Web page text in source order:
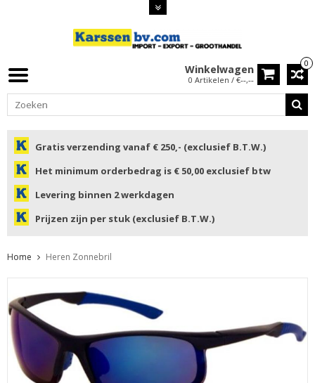
0
Winkelwagen
0 Artikelen / €--,--
Gratis verzending vanaf € 250,- (exclusief B.T.W.)
Het minimum orderbedrag is € 50,00 exclusief btw
Levering binnen 2 werkdagen
Prijzen zijn per stuk (exclusief B.T.W.)
Home Heren Zonnebril